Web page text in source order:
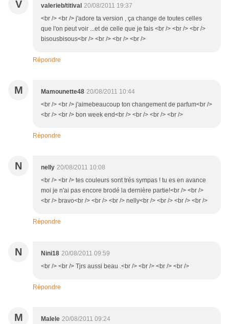
V valerieb/titival 20/08/2011 19:37
<br /> <br /> j'adore ta version , ça change de toutes celles
que l'on peut voir ...et de celle que je fais <br /> <br /> <br />
bisousbisous<br /> <br /> <br /> <br />
Répondre
M Mamounette48 20/08/2011 10:44
<br /> <br /> j'aimebeaucoup ton changement de parfum<br />
<br /> <br /> bon week end<br /> <br /> <br /> <br />
Répondre
N nelly 20/08/2011 10:08
<br /> <br /> tes couleurs sont trés sympas ! tu es en avance
moi je n'ai pas encore brodé la dernière partie!<br /> <br />
<br /> bravo<br /> <br /> <br /> nelly<br /> <br /> <br /> <br />
Répondre
N Nini18 20/08/2011 09:59
<br /> <br /> Tjrs aussi beau .<br /> <br /> <br /> <br />
Répondre
M Malele 20/08/2011 09:24